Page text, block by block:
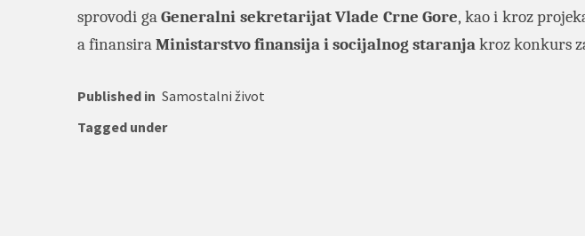
sprovodi gaGeneralni sekretarijat Vlade Crne Gore, kao i kroz
a finansiraMinistarstvo finansija i socijalnog staranjakroz konkurs
Published in Samostalni život
Tagged under